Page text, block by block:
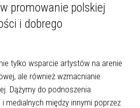
promowanie polskiej
i dobrego
tylko wsparcie artystów na arenie
ale również wzmacnianie
Dążymy do podnoszenia
medialnych między innymi poprzez